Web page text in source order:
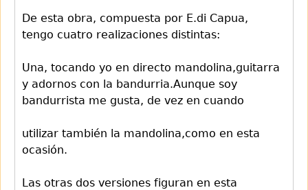
De esta obra, compuesta por E.di Capua,
tengo cuatro realizaciones distintas:
Una, tocando yo en directo mandolina,guitarra
y adornos con la bandurria.Aunque soy
bandurrista me gusta, de vez en cuando
utilizar también la mandolina,como en esta
ocasión.
Las otras dos versiones figuran en esta